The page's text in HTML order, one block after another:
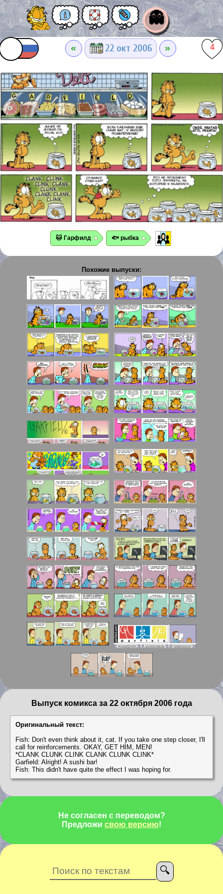
👻
« 22 окт 2006 » 4
🐱 Гарфилд 🐟 рыбка
Похожие выпуски:
Выпуск комикса за 22 октября 2006 года
Оригинальный текст:
Fish: Don't even think about it, cat. If you take one step closer, I'll
call for reinforcements. OKAY, GET HIM, MEN!
*CLANK CLUNK CLINK CLANK CLUNK CLINK*
Garfield: Alright! A sushi bar!
Fish: This didn't have quite the effect I was hoping for.
Не согласен с переводом?
Предложи свою версию!